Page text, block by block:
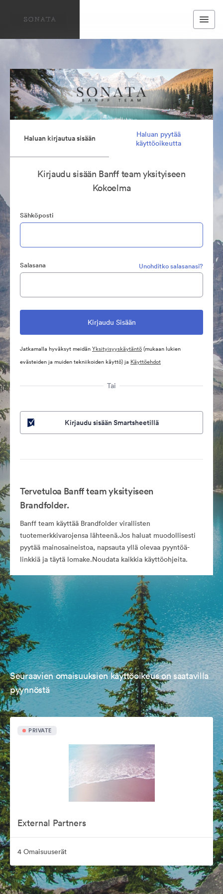
Haluan kirjautua sisään
Haluan pyytää
käyttöoikeutta
Kirjaudu sisään Banff team yksityiseen
Kokoelma
Sähköposti
Salasana Unohditko salasanasi?
Jatkamalla hyväksyt meidänYksityisyyskäytäntö(mukaan lukien
evästeiden ja muiden tekniikoiden käyttö) ja Käyttöehdot
Tai
Kirjaudu sisään Smartsheetillä
Tervetuloa Banff team yksityiseen
Brandfolder.
Banff team käyttää Brandfolder virallisten
tuotemerkkivarojensa lähteenä.Jos haluat muodollisesti
pyytää mainosaineistoa, napsauta yllä olevaa pyyntöä-
linkkiä ja täytä lomake.Noudata kaikkia käyttöohjeita.
Seuraavien omaisuuksien käyttöoikeus on saatavilla
pyynnöstä
PRIVATE
External Partners
4 Omaisuuserät